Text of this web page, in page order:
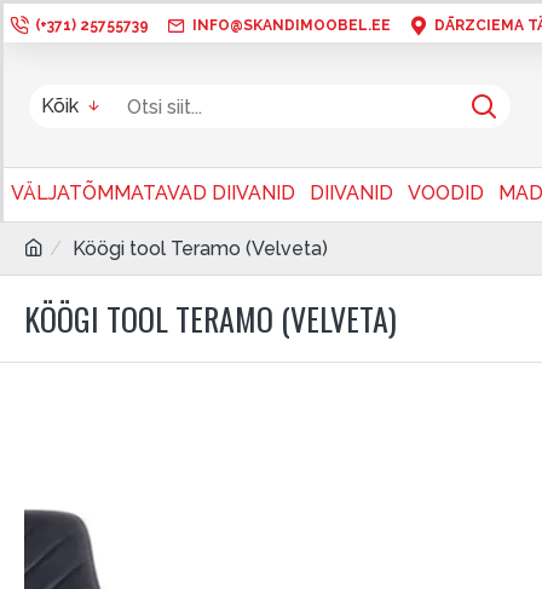
(+371) 25755739 INFO@SKANDIMOOBEL.EE DĀRZCIEMA
Kõik
VÄLJATÕMMATAVAD DIIVANID DIIVANID VOODID
Köögi tool Teramo (Velveta)
KÖÖGI TOOL TERAMO (VELVETA)